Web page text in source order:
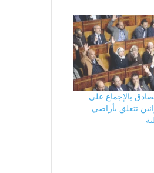
بالإجماع على
تتعلق بأراضي